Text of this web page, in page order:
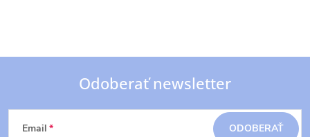
Z
Odoberať newsletter
Email ODOBERAŤ